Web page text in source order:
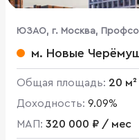
ЮЗАО, г. Москва,
м. Новые
Общая площадь: 20 м²
Доходность: 9.09%
МАП: 320 000 ₽ / мес